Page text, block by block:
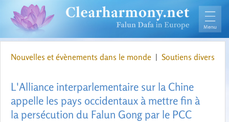
Nouvelles et évènements dans le monde | Soutiens divers
L'Alliance interparlementaire sur la Chine
appelle les pays occidentaux à mettre fin à
la persécution du Falun Gong par le PCC